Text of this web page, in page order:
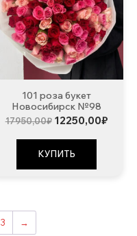
101 роза букет
Новосибирск №98
17950,00₽
составляла
17950,00₽.
12250,00₽
КУПИТЬ
3 →